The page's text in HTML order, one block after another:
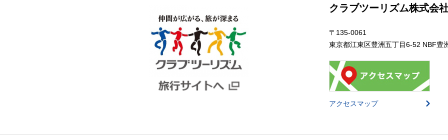
クラブツーリズム株式会
〒135-0061
東京都江東区豊洲五丁目6-52 NBF豊
アクセスマップ